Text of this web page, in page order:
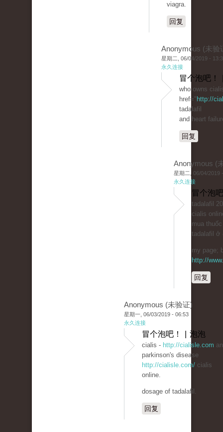
viagra.
回复
Anonymous (未验
星期二, 06/04/2019 -
永久连接
冒个泡吧！
who owns
href=" http://
tadalafil
and heart
回复
Anonymous (
星期二, 06/04/2019
永久连接
冒个泡
tadalafil
cialis
mua thuốc
tadalafil ở
my page;
http://
回复
Anonymous (未验证)
星期一, 06/03/2019 - 06:53
永久连接
冒个泡吧！ | 泡泡
cialis - http://cialisle.com
parkinson's disease
http://cialisle.com/ cialis
online.
dosage of tadalafil.
回复